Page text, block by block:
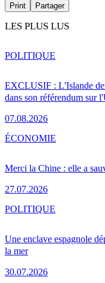
Print Partager
LES PLUS LUS
EXCLUSIF : L'Islande
dans son référendum sur
07.08.2026
POLITIQUE
Merci la Chine : elle a
27.07.2026
ÉCONOMIE
Une enclave espagnole
la mer
30.07.2026
POLITIQUE